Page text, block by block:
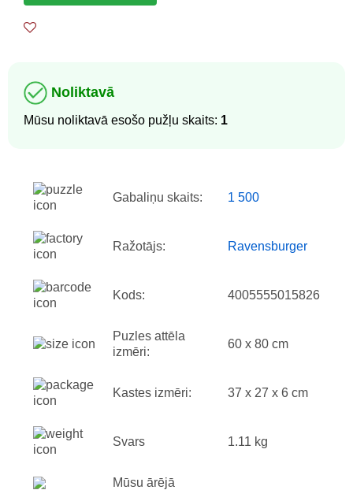
Noliktavā
Mūsu noliktavā esošo pužļu skaits: 1
Gabaliņu skaits: 1 500
Ražotājs: Ravensburger
Kods: 4005555015826
Puzles attēla
izmēri:
60 x 80 cm
Kastes izmēri: 37 x 27 x 6 cm
Svars 1.11 kg
Mūsu ārējā